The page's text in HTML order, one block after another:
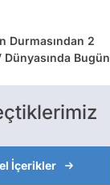
Durmasından 2
Bugün
İçerikler